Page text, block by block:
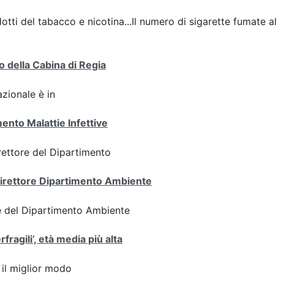
del tabacco e nicotina...Il numero di sigarette fumate al
Cabina di Regia
è in
Malattie Infettive
del Dipartimento
Dipartimento Ambiente
Dipartimento Ambiente
età media più alta
miglior modo